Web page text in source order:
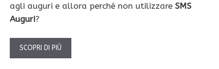
agli auguri e allora perché non utilizzare SMS
Auguri?
SCOPRI DI PIÙ